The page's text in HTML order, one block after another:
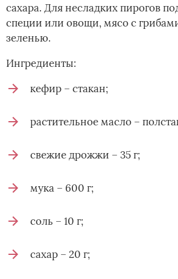
сахара. Для несладких пирогов
специи или овощи, мясо с
зеленью.
Ингредиенты:
кефир – стакан;
растительное масло –
свежие дрожжи – 35 г;
мука – 600 г;
соль – 10 г;
сахар – 20 г;